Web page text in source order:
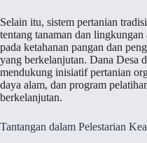
Selain itu, sistem pertanian
tentang tanaman dan
pada ketahanan pangan dan
yang berkelanjutan. Dana Desa
mendukung inisiatif pertanian
daya alam, dan program
berkelanjutan.
Tantangan dalam Pelestarian